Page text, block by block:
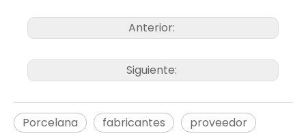
Anterior:
Siguiente:
Porcelana fabricantes
proveedor